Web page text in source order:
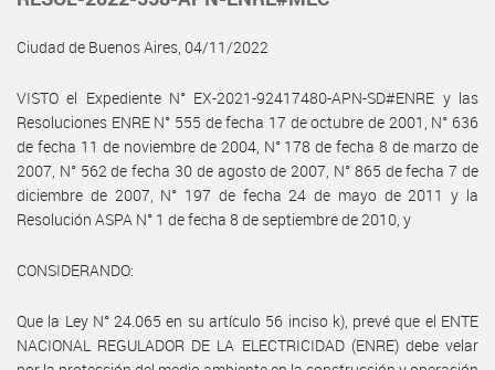
Ciudad de Buenos Aires, 04/11/2022
VISTO el Expediente N° EX-2021-92417480-APN-SD#ENRE y las
Resoluciones ENRE N° 555 de fecha 17 de octubre de 2001, N° 636
de fecha 11 de noviembre de 2004, N° 178 de fecha 8 de marzo de
2007, N° 562 de fecha 30 de agosto de 2007, N° 865 de fecha 7 de
diciembre de 2007, N° 197 de fecha 24 de mayo de 2011 y la
Resolución ASPA N° 1 de fecha 8 de septiembre de 2010, y
CONSIDERANDO:
Que la Ley N° 24.065 en su artículo 56 inciso k), prevé que el ENTE
NACIONAL REGULADOR DE LA ELECTRICIDAD (ENRE) debe velar